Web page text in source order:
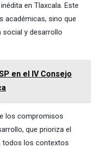
en Tlaxcala. Este
académicas, sino que
y desarrollo
en el IV Consejo
los compromisos
que prioriza el
todos los contextos